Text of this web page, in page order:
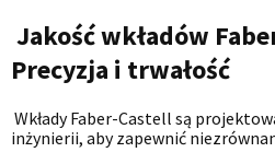
Jakość wkładów
Precyzja i trwałość
Wkłady Faber-Castell są
inżynierii, aby zapewnić